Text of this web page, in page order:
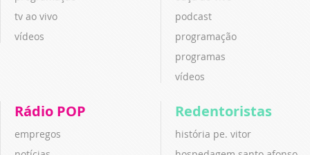
tv ao vivo
vídeos
podcast
programação
programas
vídeos
Rádio POP
empregos
Redentoristas
história pe. vitor